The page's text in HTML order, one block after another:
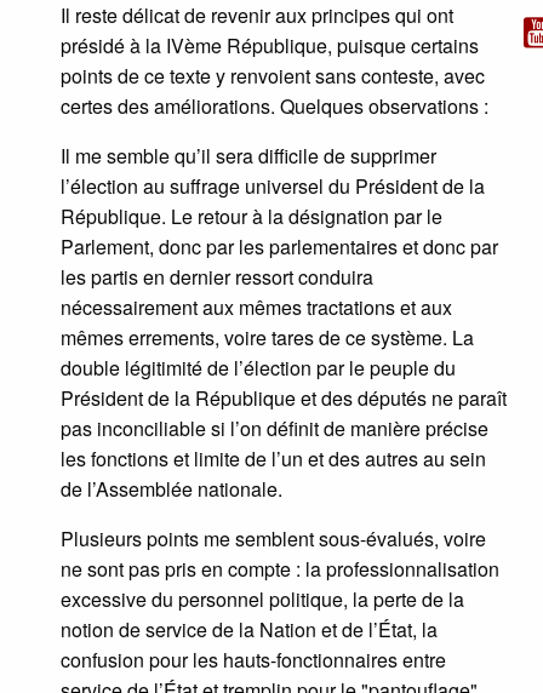
Il reste délicat de revenir aux principes qui ont
présidé à la IVème République, puisque certains
points de ce texte y renvoient sans conteste, avec
certes des améliorations. Quelques observations :
Il me semble qu’il sera difficile de supprimer
l’élection au suffrage universel du Président de la
République. Le retour à la désignation par le
Parlement, donc par les parlementaires et donc par
les partis en dernier ressort conduira
nécessairement aux mêmes tractations et aux
mêmes errements, voire tares de ce système. La
double légitimité de l’élection par le peuple du
Président de la République et des députés ne paraît
pas inconciliable si l’on définit de manière précise
les fonctions et limite de l’un et des autres au sein
de l’Assemblée nationale.
Plusieurs points me semblent sous-évalués, voire
ne sont pas pris en compte : la professionnalisation
excessive du personnel politique, la perte de la
notion de service de la Nation et de l’État, la
confusion pour les hauts-fonctionnaires entre